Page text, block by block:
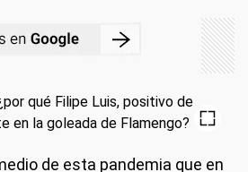
de esta pandemia que en